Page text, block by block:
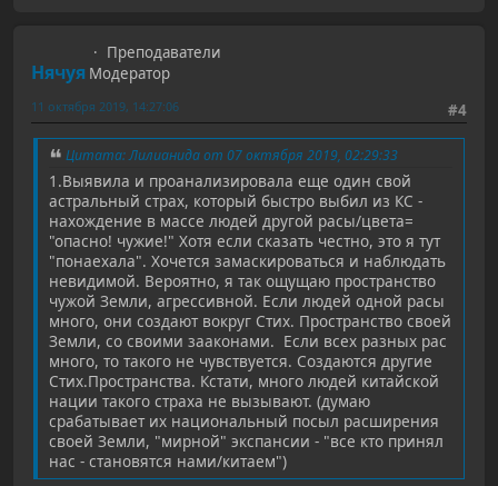
Нячуя
Преподаватели
Модератор
#4
11 октября 2019, 14:27:06
Цитата: Лилианида от 07 октября 2019, 02:29:33
1.Выявила и проанализировала еще один свой
астральный страх, который быстро выбил из КС -
нахождение в массе людей другой расы/цвета=
"опасно! чужие!" Хотя если сказать честно, это я тут
"понаехала". Хочется замаскироваться и наблюдать
невидимой. Вероятно, я так ощущаю пространство
чужой Земли, агрессивной. Если людей одной расы
много, они создают вокруг Стих. Пространство своей
Земли, со своими зааконами. Если всех разных рас
много, то такого не чувствуется. Создаются другие
Стих.Пространства. Кстати, много людей китайской
нации такого страха не вызывают. (думаю
срабатывает их национальный посыл расширения
своей Земли, "мирной" экспансии - "все кто принял
нас - становятся нами/китаем")